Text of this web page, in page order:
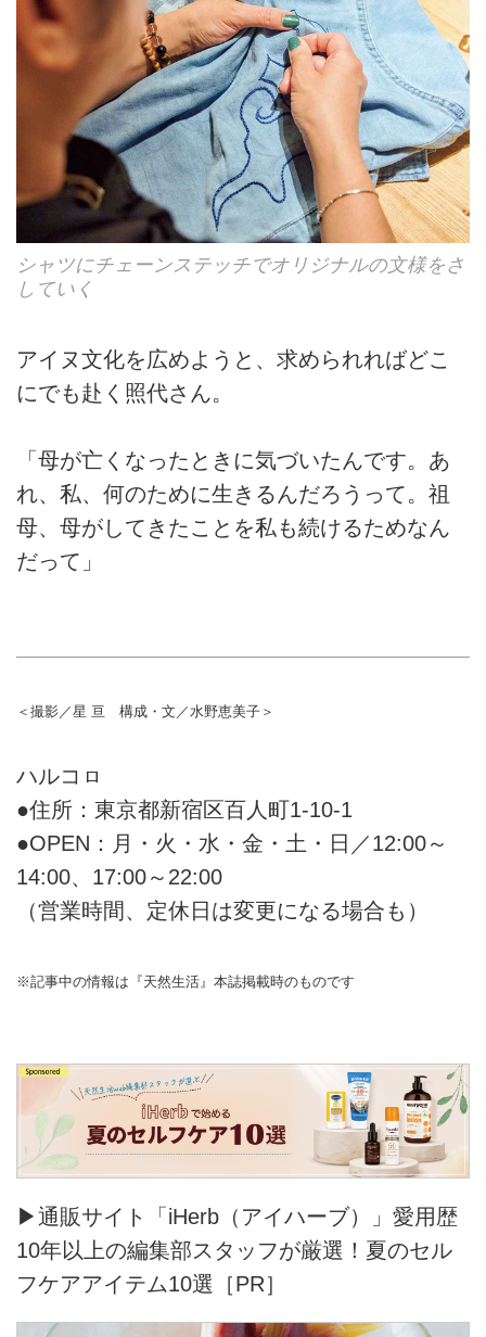
シャツにチェーンステッチでオリジナルの文様をさ
していく
アイヌ文化を広めようと、求められればどこ
にでも赴く照代さん。
「母が亡くなったときに気づいたんです。あ
れ、私、何のために生きるんだろうって。祖
母、母がしてきたことを私も続けるためなん
だって」
＜撮影／星 亘 構成・文／水野恵美子＞
ハルコㇿ
●住所：東京都新宿区百人町1-10-1
●OPEN：月・火・水・金・土・日／12:00～
14:00、17:00～22:00
（営業時間、定休日は変更になる場合も）
※記事中の情報は『天然生活』本誌掲載時のものです
▶通販サイト「iHerb（アイハーブ）」愛用歴
10年以上の編集部スタッフが厳選！夏のセル
フケアアイテム10選［PR］